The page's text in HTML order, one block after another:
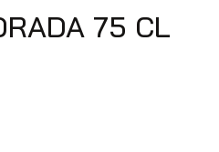
75 CL